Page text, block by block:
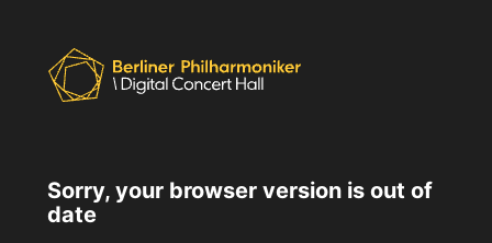
Sorry, your browser version is out of
date